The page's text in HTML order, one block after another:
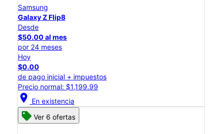
Samsung
Galaxy Z Flip8
Desde
$50.00 al mes
por 24 meses
Hoy
$0.00
de pago inicial + impuestos
Precio normal: $1,199.99
location_on En existencia
Ver 6 ofertas